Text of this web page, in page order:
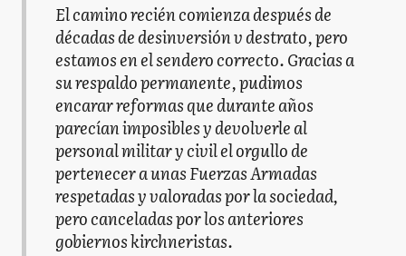
El camino recién comienza después de
décadas de desinversión v destrato, pero
estamos en el sendero correcto. Gracias a
su respaldo permanente, pudimos
encarar reformas que durante años
parecían imposibles y devolverle al
personal militar y civil el orgullo de
pertenecer a unas Fuerzas Armadas
respetadas y valoradas por la sociedad,
pero canceladas por los anteriores
gobiernos kirchneristas.